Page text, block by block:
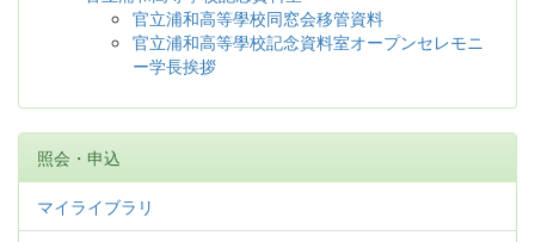
官立浦和高等學校同窓会移管資料
官立浦和高等學校記念資料室オープンセレモニ
ー学長挨拶
照会・申込
マイライブラリ